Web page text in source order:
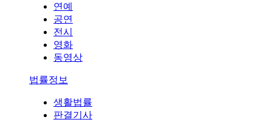
연예
공연
전시
영화
동영상
법률정보
생활법률
판결기사